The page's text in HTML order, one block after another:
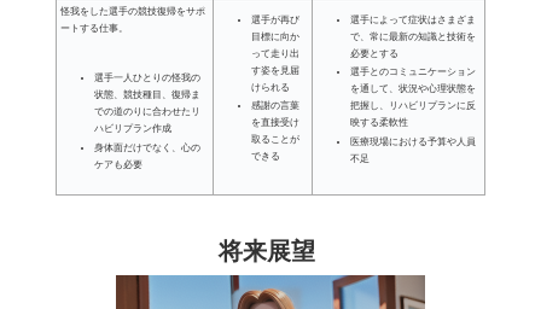
怪我をした選手の競技復帰をサポ
ートする仕事。
選手一人ひとりの怪我の
状態、競技種目、復帰ま
での道のりに合わせたリ
ハビリプラン作成
身体面だけでなく、心の
ケアも必要
選手が再び
目標に向か
って走り出
す姿を見届
けられる
感謝の言葉
を直接受け
取ることが
できる
選手によって症状はさまざま
で、常に最新の知識と技術を
必要とする
選手とのコミュニケーション
を通して、状況や心理状態を
把握し、リハビリプランに反
映する柔軟性
医療現場における予算や人員
不足
将来展望